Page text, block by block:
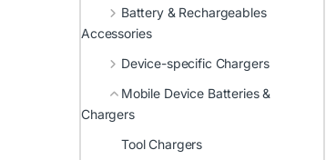
Battery & Rechargeables
Accessories
Device-specific Chargers
Mobile Device Batteries &
Chargers
Tool Chargers